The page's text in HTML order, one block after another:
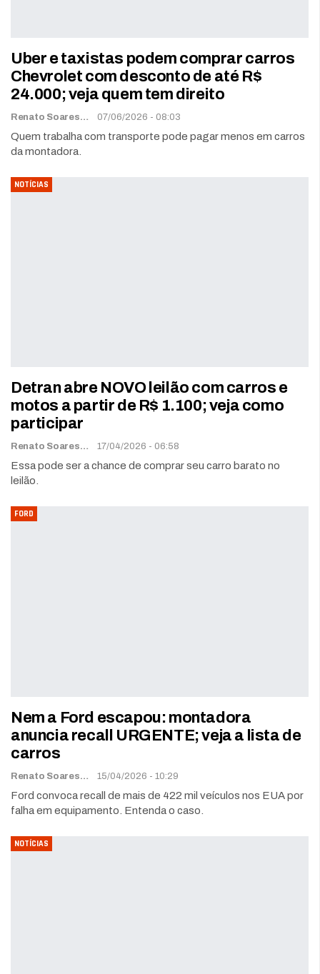
Uber e taxistas podem comprar carros
Chevrolet com desconto de até R$
24.000; veja quem tem direito
Renato Soares 07/06/2026 - 08:03
Quem trabalha com transporte pode pagar menos em carros
da montadora.
NOTÍCIAS
Detran abre NOVO leilão com carros e
motos a partir de R$ 1.100; veja como
participar
Renato Soares 17/04/2026 - 06:58
Essa pode ser a chance de comprar seu carro barato no
leilão.
FORD
Nem a Ford escapou: montadora
anuncia recall URGENTE; veja a lista de
carros
Renato Soares 15/04/2026 - 10:29
Ford convoca recall de mais de 422 mil veículos nos EUA por
falha em equipamento. Entenda o caso.
NOTÍCIAS